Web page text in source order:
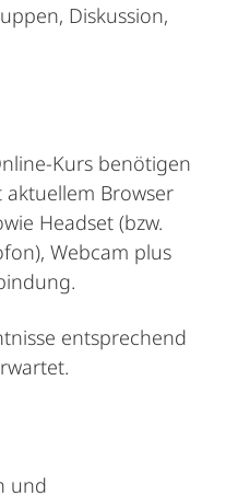
Diskussion,
Kurs benötigen
aktuellem Browser
Headset (bzw.
Webcam plus
entsprechend
und